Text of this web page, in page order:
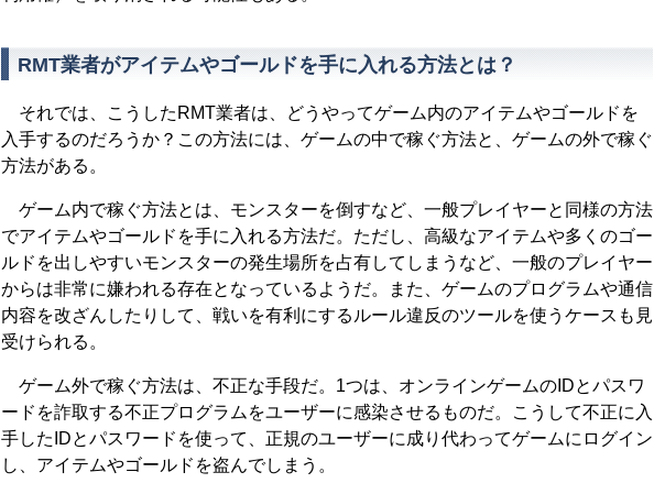
RMT業者がアイテムやゴールドを手に入れる方法とは？
それでは、こうしたRMT業者は、どうやってゲーム内のアイテムやゴールドを
入手するのだろうか？この方法には、ゲームの中で稼ぐ方法と、ゲームの外で稼ぐ
方法がある。
ゲーム内で稼ぐ方法とは、モンスターを倒すなど、一般プレイヤーと同様の方法
でアイテムやゴールドを手に入れる方法だ。ただし、高級なアイテムや多くのゴー
ルドを出しやすいモンスターの発生場所を占有してしまうなど、一般のプレイヤー
からは非常に嫌われる存在となっているようだ。また、ゲームのプログラムや通信
内容を改ざんしたりして、戦いを有利にするルール違反のツールを使うケースも見
受けられる。
ゲーム外で稼ぐ方法は、不正な手段だ。1つは、オンラインゲームのIDとパスワ
ードを詐取する不正プログラムをユーザーに感染させるものだ。こうして不正に入
手したIDとパスワードを使って、正規のユーザーに成り代わってゲームにログイン
し、アイテムやゴールドを盗んでしまう。